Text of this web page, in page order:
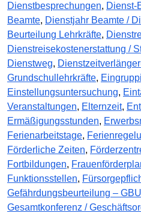
Dienstbesprechungen, Dienst-
Beamte, Dienstjahr Beamte /
Beurteilung Lehrkräfte,
Dienstreisekostenerstattung /
Dienstweg,
Grundschullehrkräfte,
Einstellungsuntersuchung,
Veranstaltungen, Elternzeit,
Ermäßigungsstunden,
Ferienarbeitstage,
Förderliche Zeiten,
Fortbildungen,
Funktionsstellen,
Gefährdungsbeurteilung – GBU
Gesamtkonferenz /